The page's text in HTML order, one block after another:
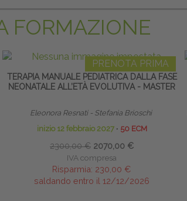
FORMAZIONE
PRENOTA PRIMA
TERAPIA MANUALE PEDIATRICA DALLA FASE
NEONATALE ALL’ETÀ EVOLUTIVA - MASTER
Eleonora Resnati - Stefania Brioschi
inizio 12 febbraio 2027 ∙ 50 ECM
2300,00 € 2070,00 €
IVA compresa
Risparmia: 230,00 €
saldando entro il 12/12/2026